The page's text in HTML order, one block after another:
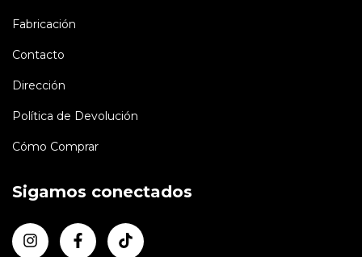
Fabricación
Contacto
Dirección
Política de Devolución
Cómo Comprar
Sigamos conectados